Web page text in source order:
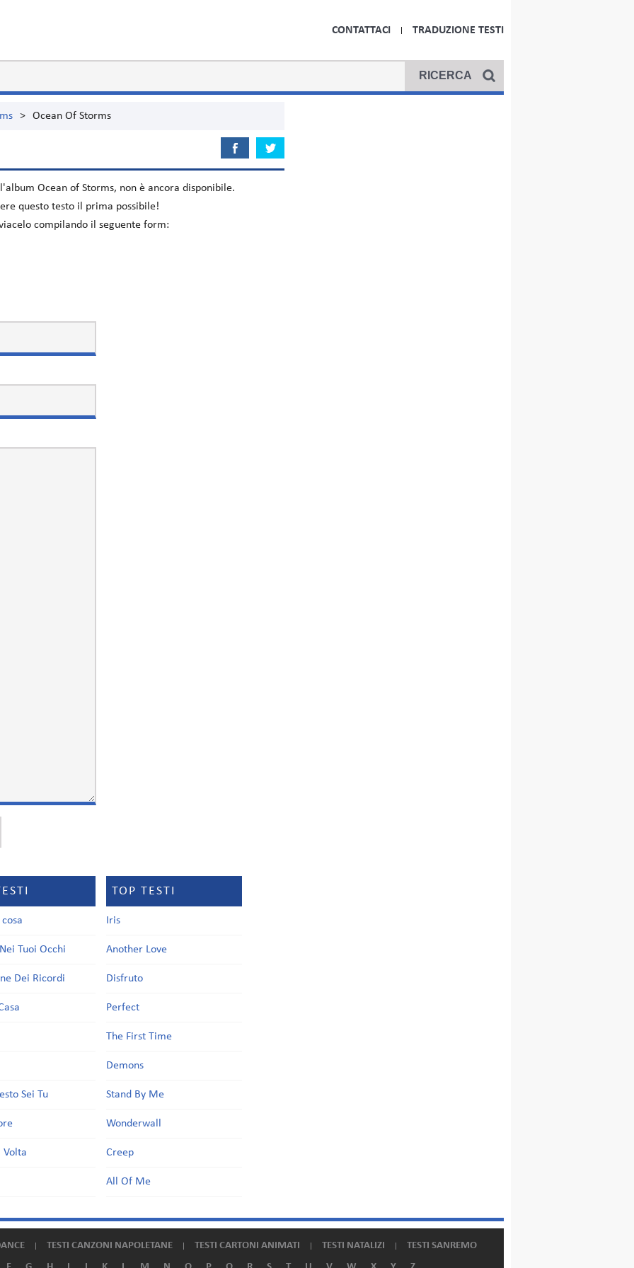
CONTATTACI TRADUZIONE TESTI
> Ocean Of Storms
Ocean of Storms, non è ancora disponibile.
questo testo il prima possibile!
compilando il seguente form:
Tuoi Occhi
Dei Ricordi
Sei Tu
Volta
TOP TESTI
Iris
Another Love
Disfruto
Perfect
The First Time
Demons
Stand By Me
Wonderwall
Creep
All Of Me
TESTI CANZONI NAPOLETANE TESTI CARTONI ANIMATI TESTI NATALIZI
TESTI SANREMO